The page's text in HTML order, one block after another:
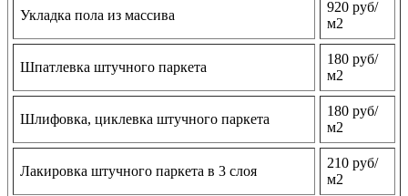
Укладка пола из массива
920 руб/
м2
Шпатлевка штучного паркета
180 руб/
м2
Шлифовка, циклевка штучного паркета
180 руб/
м2
Лакировка штучного паркета в 3 слоя
210 руб/
м2